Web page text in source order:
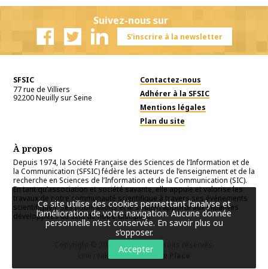
Suivez-nous sur
S'inscrire à la newsletter
SFSIC
77 rue de Villiers
92200Neuilly sur Seine
Contactez-nous
Adhérer à la SFSIC
Mentions légales
Plan du site
À propos
Depuis 1974, la Société Française des Sciences de l’Information et de
la Communication (SFSIC) fédère les acteurs de l’enseignement et de la
recherche en Sciences de l’Information et de la Communication (SIC).
En tant qu’association et société savante, elle appuie et valorise les
travaux de notre communauté scientifique à travers ses événements
scientifiques, ses publications et le soutien apporté aux initiatives
développées au sein de notre discipline.
SFSIC
. Tous droits réservés.
Une réalisationPremière Place
Ce site utilise des cookies permettant l’analyse et
l’amélioration de votre navigation. Aucune donnée
personnelle n’est conservée. En savoir plus ou
s’opposer.
Accepter